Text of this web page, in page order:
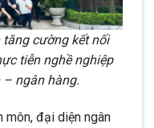
cường kết nối
tiễn nghề nghiệp
ngân hàng.
môn, đại diện ngân